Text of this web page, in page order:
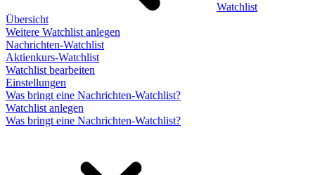
Watchlist
Übersicht
Weitere Watchlist anlegen
Nachrichten-Watchlist
Aktienkurs-Watchlist
Watchlist bearbeiten
Einstellungen
Was bringt eine Nachrichten-Watchlist?
Watchlist anlegen
Was bringt eine Nachrichten-Watchlist?